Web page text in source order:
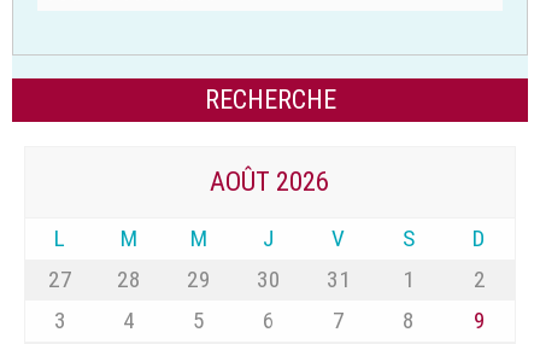
AOÛT 2026
L M M J V S
D
27
28 29 30 31 1
2
3
4 5 6 7 8
9